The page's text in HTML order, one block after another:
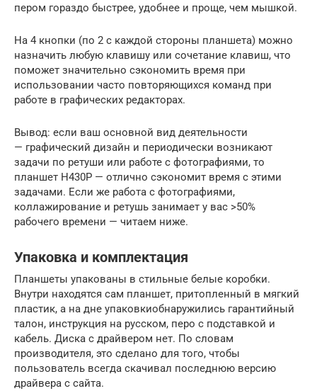
пером гораздо быстрее, удобнее и проще, чем мышкой.
На 4 кнопки (по 2 с каждой стороны планшета) можно
назначить любую клавишу или сочетание клавиш, что
поможет значительно сэкономить время при
использовании часто повторяющихся команд при
работе в графических редакторах.
Вывод: если ваш основной вид деятельности
— графический дизайн и периодически возникают
задачи по ретуши или работе с фотографиями, то
планшет H430P — отлично сэкономит время с этими
задачами. Если же работа с фотографиями,
коллажирование и ретушь занимает у вас >50%
рабочего времени — читаем ниже.
Упаковка и комплектация
Планшеты упакованы в стильные белые коробки.
Внутри находятся сам планшет, притопленный в мягкий
пластик, а на дне упаковкиобнаружились гарантийный
талон, инструкция на русском, перо с подставкой и
кабель. Диска с драйвером нет. По словам
производителя, это сделано для того, чтобы
пользователь всегда скачивал последнюю версию
драйвера с сайта.